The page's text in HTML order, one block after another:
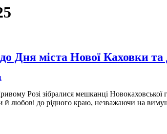
Дня міста Нової Каховки
Розі зібралися мешканці
й любові до рідного краю, незважаючи на